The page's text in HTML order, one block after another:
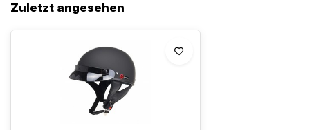
Zuletzt angesehen